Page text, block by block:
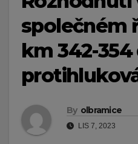
společném
km 342-
By olbramice
LIS 7, 2023